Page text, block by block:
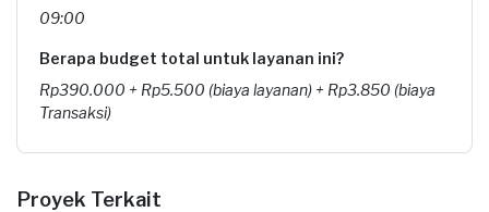
09:00
Berapa budget total untuk layanan ini?
Rp390.000 + Rp5.500 (biaya layanan) + Rp3.850 (biaya
Transaksi)
Proyek Terkait